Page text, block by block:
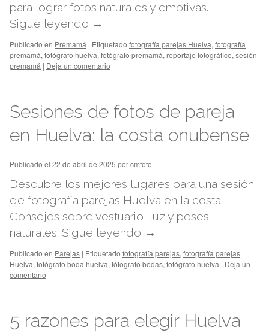
para lograr fotos naturales y emotivas.
Sigue leyendo →
Publicado en Premamá | Etiquetado fotografía parejas Huelva, fotografía
premamá, fotógrafo huelva, fotógrafo premamá, reportaje fotográfico, sesión
premamá | Deja un comentario
Sesiones de fotos de pareja
en Huelva: la costa onubense
Publicado el 22 de abril de 2025 porcmfoto
Descubre los mejores lugares para una sesión
de fotografía parejas Huelva en la costa.
Consejos sobre vestuario, luz y poses
naturales. Sigue leyendo →
Publicado en Parejas | Etiquetado fotografía parejas, fotografía parejas
Huelva, fotógrafo boda huelva, fótografo bodas, fotógrafo huelva | Deja un
comentario
5 razones para elegir Huelva